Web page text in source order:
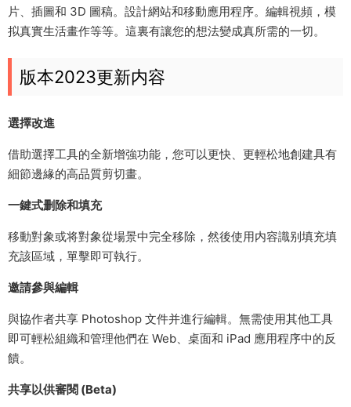
片、插圖和 3D 圖稿。設計網站和移動應用程序。編輯視頻，模
拟真實生活畫作等等。這裏有讓您的想法變成真所需的一切。
版本2023更新内容
選擇改進
借助選擇工具的全新增強功能，您可以更快、更輕松地創建具有
細節邊緣的高品質剪切畫。
一鍵式删除和填充
移動對象或将對象從場景中完全移除，然後使用内容識别填充填
充該區域，單擊即可執行。
邀請參與編輯
與協作者共享 Photoshop 文件并進行編輯。無需使用其他工具
即可輕松組織和管理他們在 Web、桌面和 iPad 應用程序中的反
饋。
共享以供審閱 (Beta)